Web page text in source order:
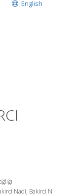
English
Nadi, Bakirci N.